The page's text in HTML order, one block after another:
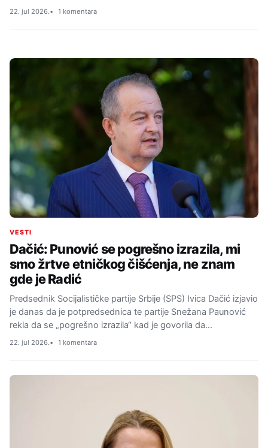
22. jul 2026. 1 komentara
VESTI
Dačić: Punović se pogrešno izrazila, mi
smo žrtve etničkog čišćenja, ne znam
gde je Radić
Predsednik Socijalističke partije Srbije (SPS) Ivica Dačić izjavio
je danas da je potpredsednica te partije Snežana Paunović
rekla da se „pogrešno izrazila“ kad je govorila da…
22. jul 2026. 1 komentara